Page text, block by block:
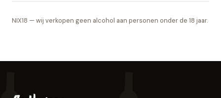
NIX18 — wij verkopen geen alcohol aan personen onder de 18 jaar.